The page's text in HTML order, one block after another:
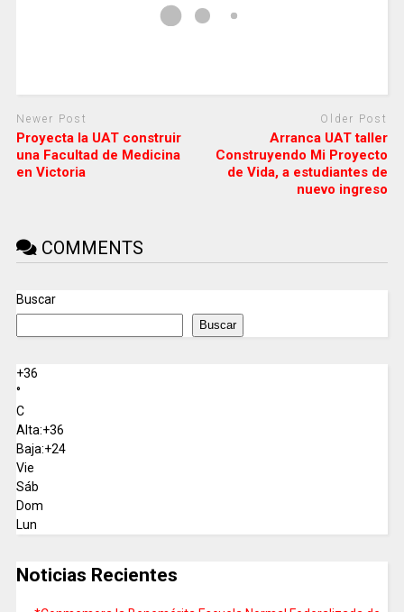
Newer Post
Proyecta la UAT construir
una Facultad de Medicina
en Victoria
Older Post
Arranca UAT taller
Construyendo Mi Proyecto
de Vida, a estudiantes de
nuevo ingreso
COMMENTS
Buscar
Buscar
+36
°
C
Alta:+36
Baja:+24
Vie
Sáb
Dom
Lun
Noticias Recientes